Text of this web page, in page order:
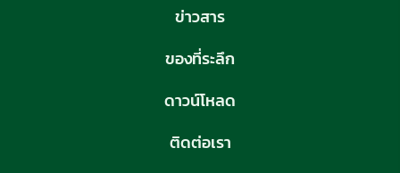
ข่าวสาร
ของที่ระลึก
ดาวน์โหลด
ติดต่อเรา